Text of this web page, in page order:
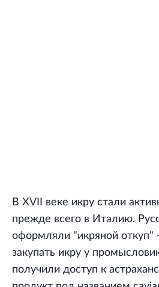
В XVII веке икру стали
прежде всего в Италию.
оформляли "икряной откуп"
закупать икру у
получили доступ к